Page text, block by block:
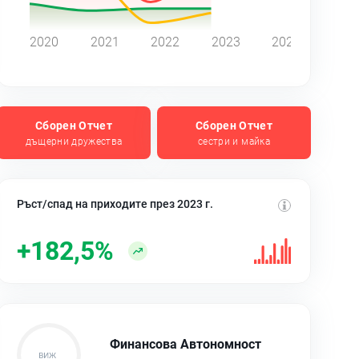
2020 2021 2022 2023 2024
Сборен Отчет
дъщерни дружества
Сборен Отчет
сестри и майка
Ръст/спад на приходите през 2023 г.
+182,5%
Финансова Автономност